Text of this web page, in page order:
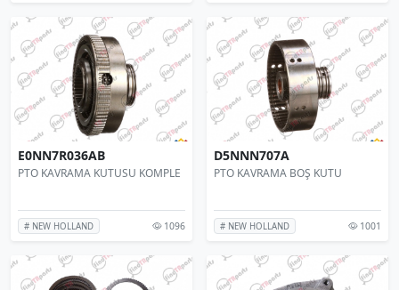
E0NN7R036AB
PTO KAVRAMA KUTUSU KOMPLE
# NEW HOLLAND 1096
D5NNN707A
PTO KAVRAMA BOŞ KUTU
# NEW HOLLAND 1001